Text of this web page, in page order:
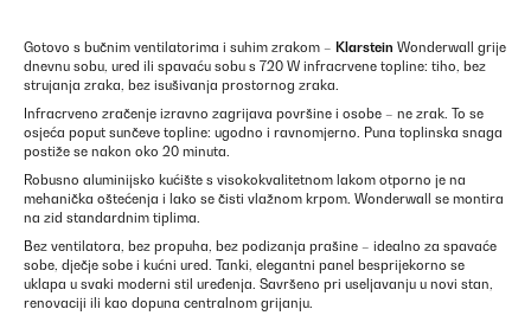
Gotovo s bučnim ventilatorima i suhim zrakom – Klarstein Wonderwall grije
dnevnu sobu, ured ili spavaću sobu s 720 W infracrvene topline: tiho, bez
strujanja zraka, bez isušivanja prostornog zraka.
Infracrveno zračenje izravno zagrijava površine i osobe – ne zrak. To se
osjeća poput sunčeve topline: ugodno i ravnomjerno. Puna toplinska snaga
postiže se nakon oko 20 minuta.
Robusno aluminijsko kućište s visokokvalitetnom lakom otporno je na
mehanička oštećenja i lako se čisti vlažnom krpom. Wonderwall se montira
na zid standardnim tiplima.
Bez ventilatora, bez propuha, bez podizanja prašine – idealno za spavaće
sobe, dječje sobe i kućni ured. Tanki, elegantni panel besprijekorno se
uklapa u svaki moderni stil uređenja. Savršeno pri useljavanju u novi stan,
renovaciji ili kao dopuna centralnom grijanju.